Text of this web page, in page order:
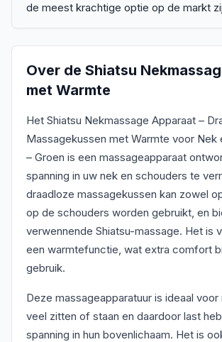
de meest krachtige optie op de markt
Over de Shiatsu
met Warmte
Het Shiatsu Nekmassage Apparaat –
Massagekussen met Warmte voor Nek
– Groen is een massageapparaat
spanning in uw nek en schouders te
draadloze massagekussen kan zowel
op de schouders worden gebruikt, en
verwennende Shiatsu-massage. Het is
een warmtefunctie, wat extra comfort
gebruik.
Deze massageapparatuur is ideaal voor
veel zitten of staan en daardoor last
spanning in hun bovenlichaam. Het is